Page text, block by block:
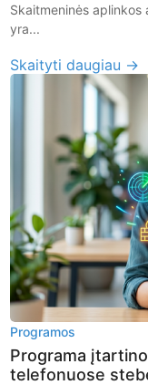
Skaitmeninės
yra...
Skaityti daugiau →
Programos
Programa
telefonuose